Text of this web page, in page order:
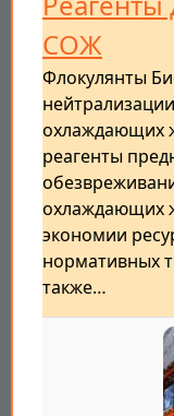
СОЖ
Флокулянты
охлаждающих
реагенты
охлаждающих
экономии
нормативных
также…